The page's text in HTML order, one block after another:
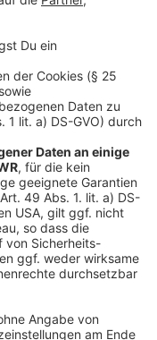
"errät" daraus
wäre
böte einen neuen
Erkenntnisse.
oder jenes